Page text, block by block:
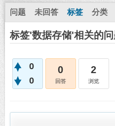
问题 未回答 标签 分类
标签'数据存储'相关的
0
0
0
回答
2
浏览